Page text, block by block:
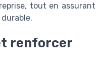
tout en assurant
renforcer